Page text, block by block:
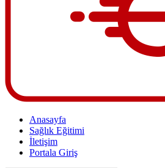
Anasayfa
Sağlık Eğitimi
İletişim
Portala Giriş